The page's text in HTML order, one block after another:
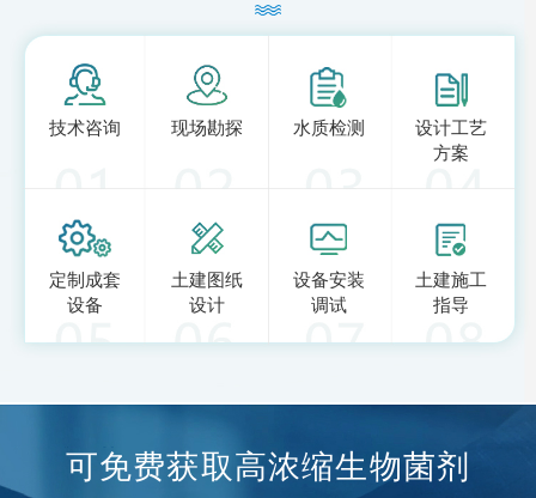
技术咨询 现场勘探 水质检测
设计工艺
方案
定制成套
设备
土建图纸
设计
设备安装
调试
土建施工
指导
可免费获取高浓缩生物菌剂